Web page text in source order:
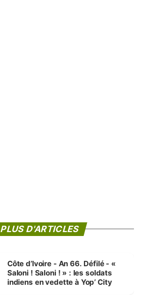
PLUS D'ARTICLES
Côte d’Ivoire - An 66. Défilé - «
Saloni ! Saloni ! » : les soldats
indiens en vedette à Yop’ City